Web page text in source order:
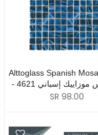
Alttoglass Spanish
موزاييك إسباني
SR 98.00